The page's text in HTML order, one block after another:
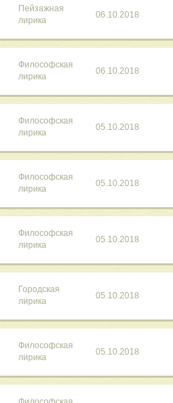
Пейзажная
лирика
06.10.2018
Философская
лирика
06.10.2018
Философская
лирика
05.10.2018
Философская
лирика
05.10.2018
Философская
лирика
05.10.2018
Городская
лирика
05.10.2018
Философская
лирика
05.10.2018